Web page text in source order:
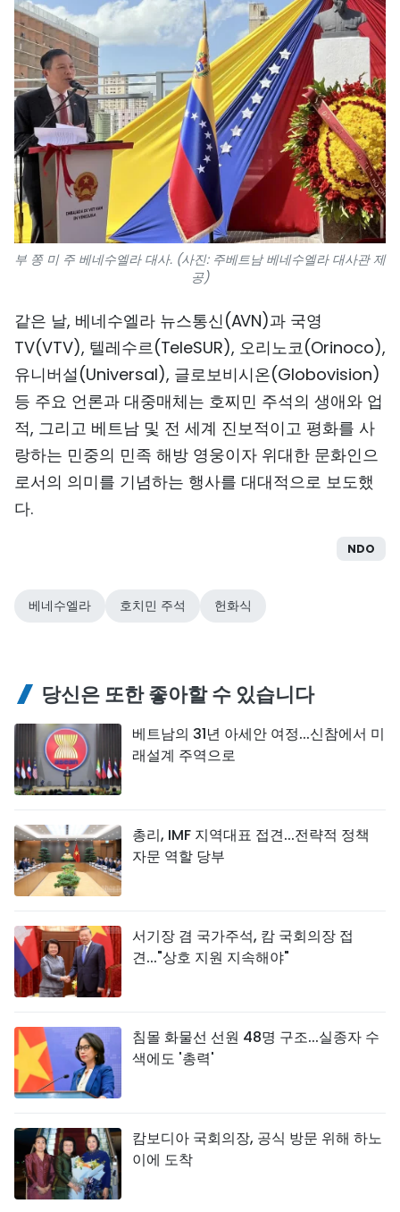
부 쫑 미 주 베네수엘라 대사. (사진: 주베트남 베네수엘라 대사관 제
공)
같은 날, 베네수엘라 뉴스통신(AVN)과 국영
TV(VTV), 텔레수르(TeleSUR), 오리노코(Orinoco),
유니버설(Universal), 글로보비시온(Globovision)
등 주요 언론과 대중매체는 호찌민 주석의 생애와 업
적, 그리고 베트남 및 전 세계 진보적이고 평화를 사
랑하는 민중의 민족 해방 영웅이자 위대한 문화인으
로서의 의미를 기념하는 행사를 대대적으로 보도했
다.
NDO
베네수엘라 호치민 주석 헌화식
당신은 또한 좋아할 수 있습니다
베트남의 31년 아세안 여정...신참에서 미
래설계 주역으로
총리, IMF 지역대표 접견...전략적 정책
자문 역할 당부
서기장 겸 국가주석, 캄 국회의장 접
견..."상호 지원 지속해야"
침몰 화물선 선원 48명 구조...실종자 수
색에도 '총력'
캄보디아 국회의장, 공식 방문 위해 하노
이에 도착